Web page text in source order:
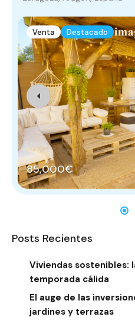
Venta Destacado
85,000€
Posts Recientes
Viviendas sostenibles:
temporada cálida
El auge de las
jardines y terrazas